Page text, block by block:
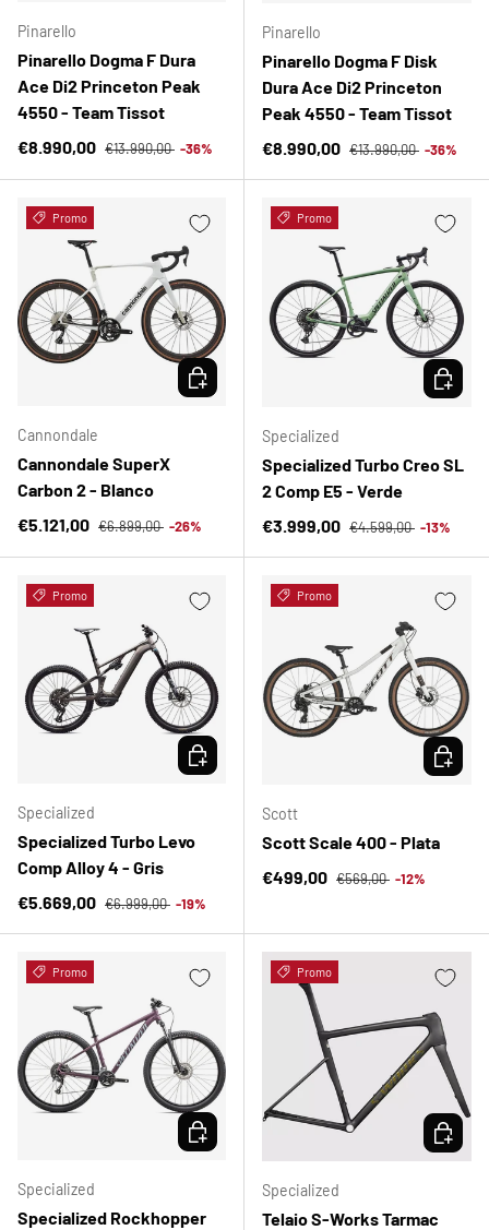
Pinarello
Pinarello Dogma F Dura
Ace Di2 Princeton Peak
4550 - Team Tissot
Precio de venta
€8.990,00 Precio normal
€13.990,00 -36%
Pinarello
Pinarello Dogma F Disk
Dura Ace Di2 Princeton
Peak 4550 - Team Tissot
Precio de venta
€8.990,00 Precio normal
€13.990,00 -36%
Promo
Cannondale
Cannondale SuperX
Carbon 2 - Blanco
Precio de venta
€5.121,00 Precio normal
€6.899,00 -26%
ELEGIR OPCIONES
Promo
Specialized
Specialized Turbo Creo SL
2 Comp E5 - Verde
Precio de venta
€3.999,00 Precio normal
€4.599,00 -13%
ELEGIR
Promo
Specialized
Specialized Turbo Levo
Comp Alloy 4 - Gris
Precio de venta
€5.669,00 Precio normal
€6.999,00 -19%
ELEGIR OPCIONES
Promo
Scott
Scott Scale 400 - Plata
Precio de venta
€499,00 Precio normal
€569,00 -12%
ELEGIR
Promo
Specialized
Specialized Rockhopper
ELEGIR OPCIONES
Promo
Specialized
Telaio S-Works Tarmac
ELEGIR